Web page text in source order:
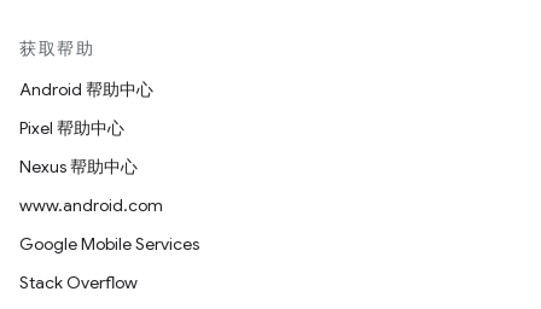
获取帮助
Android 帮助中心
Pixel 帮助中心
Nexus 帮助中心
www.android.com
Google Mobile Services
Stack Overflow